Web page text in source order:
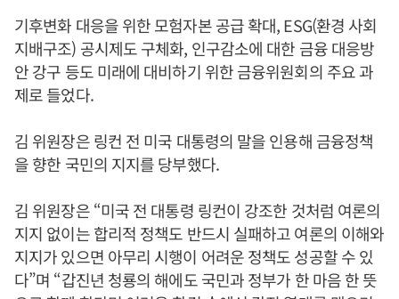
기후변화 대응을 위한 모험자본 공급 확대, ESG(환경 사회
지배구조) 공시제도 구체화, 인구감소에 대한 금융 대응방
안 강구 등도 미래에 대비하기 위한 금융위원회의 주요 과
제로 들었다.
김 위원장은 링컨 전 미국 대통령의 말을 인용해 금융정책
을 향한 국민의 지지를 당부했다.
김 위원장은 “미국 전 대통령 링컨이 강조한 것처럼 여론의
지지 없이는 합리적 정책도 반드시 실패하고 여론의 이해와
지지가 있으면 아무리 시행이 어려운 정책도 성공할 수 있
다”며 “갑진년 청룡의 해에도 국민과 정부가 한 마음 한 뜻